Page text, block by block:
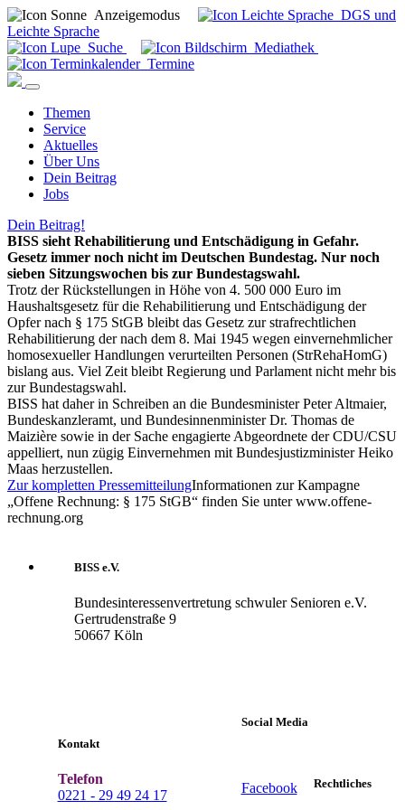
Anzeigemodus
DGS und
Leichte Sprache
Suche
Mediathek
Termine
Themen
Service
Aktuelles
Über Uns
Dein Beitrag
Jobs
Dein Beitrag!
BISS sieht Rehabilitierung und Entschädigung in Gefahr.
Gesetz immer noch nicht im Deutschen Bundestag. Nur noch
sieben Sitzungswochen bis zur Bundestagswahl.
Trotz der Rückstellungen in Höhe von 4. 500 000 Euro im
Haushaltsgesetz für die Rehabilitierung und Entschädigung der
Opfer nach § 175 StGB bleibt das Gesetz zur strafrechtlichen
Rehabilitierung der nach dem 8. Mai 1945 wegen einvernehmlicher
homosexueller Handlungen verurteilten Personen (StrRehaHomG)
bislang aus. Viel Zeit bleibt Regierung und Parlament nicht mehr bis
zur Bundestagswahl.
BISS hat daher in Schreiben an die Bundesminister Peter Altmaier,
Bundeskanzleramt, und Bundesinnenminister Dr. Thomas de
Maizière sowie in der Sache engagierte Abgeordnete der CDU/CSU
appelliert, nun zügig Einvernehmen mit Bundesjustizminister Heiko
Maas herzustellen.
Zur kompletten PressemitteilungInformationen zur Kampagne
„Offene Rechnung: § 175 StGB“ finden Sie unter www.offene-
rechnung.org
BISS e.V.
Bundesinteressenvertretung schwuler Senioren e.V.
Gertrudenstraße 9
50667 Köln
Kontakt
Telefon
0221 - 29 49 24 17
Social Media
Facebook Rechtliches